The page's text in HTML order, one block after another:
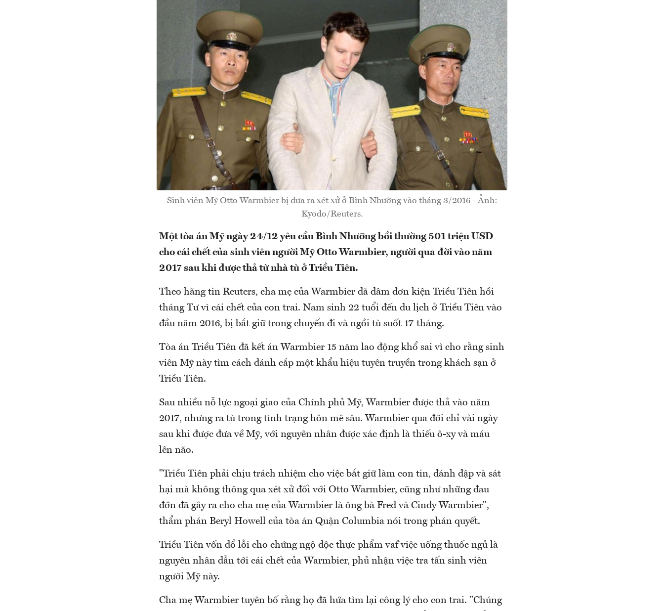
Sinh viên Mỹ Otto Warmbier bị đưa ra xét xử ở Bình Nhưỡng vào tháng 3/2016 - Ảnh:
Kyodo/Reuters.
Một tòa án Mỹ ngày 24/12 yêu cầu Bình Nhưỡng bồi thường 501 triệu USD
cho cái chết của sinh viên người Mỹ Otto Warmbier, người qua đời vào năm
2017 sau khi được thả từ nhà tù ở Triều Tiên.
Theo hãng tin Reuters, cha mẹ của Warmbier đã đâm đơn kiện Triều Tiên hồi
tháng Tư vì cái chết của con trai. Nam sinh 22 tuổi đến du lịch ở Triều Tiên vào
đầu năm 2016, bị bắt giữ trong chuyến đi và ngồi tù suốt 17 tháng.
Tòa án Triều Tiên đã kết án Warmbier 15 năm lao động khổ sai vì cho rằng sinh
viên Mỹ này tìm cách đánh cắp một khẩu hiệu tuyên truyền trong khách sạn ở
Triều Tiên.
Sau nhiều nỗ lực ngoại giao của Chính phủ Mỹ, Warmbier được thả vào năm
2017, nhưng ra tù trong tình trạng hôn mê sâu. Warmbier qua đời chỉ vài ngày
sau khi được đưa về Mỹ, với nguyên nhân được xác định là thiếu ô-xy và máu
lên não.
"Triều Tiên phải chịu trách nhiệm cho việc bắt giữ làm con tin, đánh đập và sát
hại mà không thông qua xét xử đối với Otto Warmbier, cũng như những đau
đớn đã gây ra cho cha mẹ của Warmbier là ông bà Fred và Cindy Warmbier",
thẩm phán Beryl Howell của tòa án Quận Columbia nói trong phán quyết.
Triều Tiên vốn đổ lỗi cho chứng ngộ độc thực phẩm vaf việc uống thuốc ngủ là
nguyên nhân dẫn tới cái chết của Warmbier, phủ nhận việc tra tấn sinh viên
người Mỹ này.
Cha mẹ Warmbier tuyên bố rằng họ đã hứa tìm lại công lý cho con trai. "Chúng